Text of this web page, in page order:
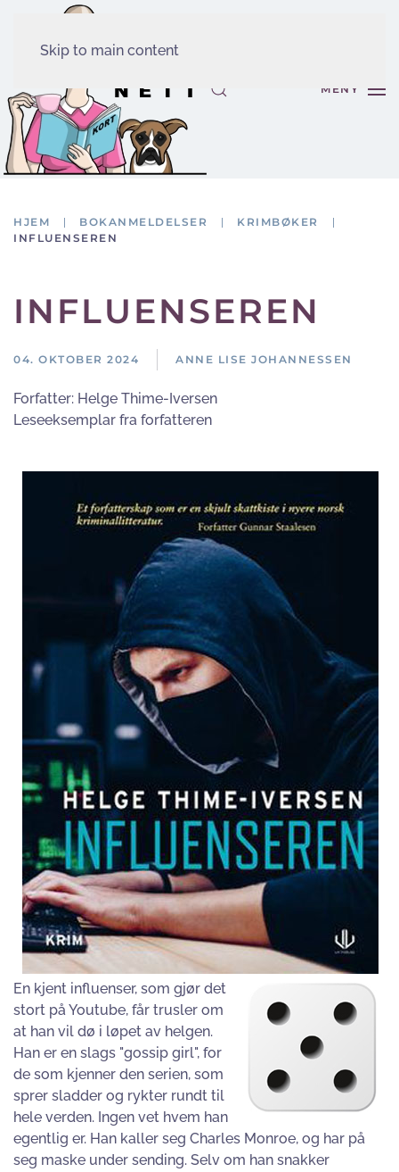
Skip to main content
MENY
HJEM BOKANMELDELSER
KRIMBØKER
INFLUENSEREN
INFLUENSEREN
04. OKTOBER 2024 ANNE LISE JOHANNESSEN
Forfatter: Helge Thime-Iversen
Leseeksemplar fra forfatteren
En kjent influenser, som gjør det
stort på Youtube, får trusler om
at han vil dø i løpet av helgen.
Han er en slags "gossip girl", for
de som kjenner den serien, som
sprer sladder og rykter rundt til
hele verden. Ingen vet hvem han
egentlig er. Han kaller seg Charles Monroe, og har på
seg maske under sending. Selv om han snakker